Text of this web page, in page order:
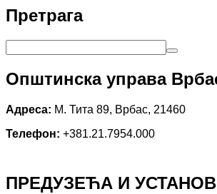
Претрага
Општинска управа
Адреса: М. Тита 89, Врбас, 21460
Телефон: +381.21.7954.000
ПРЕДУЗЕЋА И